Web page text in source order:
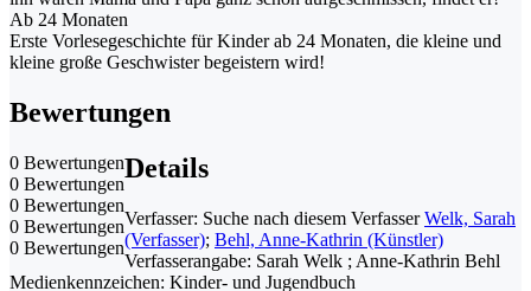
Ab 24 Monaten
Erste Vorlesegeschichte für Kinder ab 24 Monaten, die kleine und
kleine große Geschwister begeistern wird!
Bewertungen
0 Bewertungen
0 Bewertungen
0 Bewertungen
0 Bewertungen
0 Bewertungen
Details
Verfasser: Suche nach diesem Verfasser Welk, Sarah
(Verfasser); Behl, Anne-Kathrin (Künstler)
Verfasserangabe: Sarah Welk ; Anne-Kathrin Behl
Medienkennzeichen: Kinder- und Jugendbuch